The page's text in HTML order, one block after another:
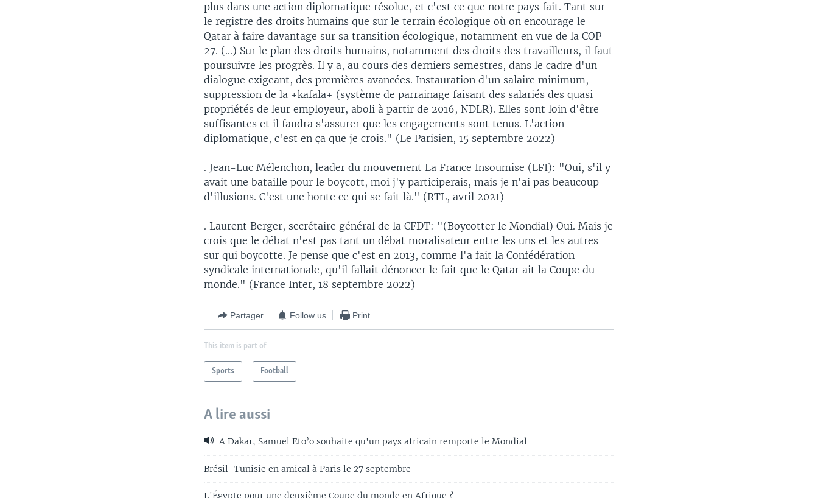
plus dans une action diplomatique résolue, et c'est ce que notre pays fait. Tant sur
le registre des droits humains que sur le terrain écologique où on encourage le
Qatar à faire davantage sur sa transition écologique, notamment en vue de la COP
27. (...) Sur le plan des droits humains, notamment des droits des travailleurs, il faut
poursuivre les progrès. Il y a, au cours des derniers semestres, dans le cadre d'un
dialogue exigeant, des premières avancées. Instauration d'un salaire minimum,
suppression de la +kafala+ (système de parrainage faisant des salariés des quasi
propriétés de leur employeur, aboli à partir de 2016, NDLR). Elles sont loin d'être
suffisantes et il faudra s'assurer que les engagements sont tenus. L'action
diplomatique, c'est en ça que je crois." (Le Parisien, 15 septembre 2022)
. Jean-Luc Mélenchon, leader du mouvement La France Insoumise (LFI): "Oui, s'il y
avait une bataille pour le boycott, moi j'y participerais, mais je n'ai pas beaucoup
d'illusions. C'est une honte ce qui se fait là." (RTL, avril 2021)
. Laurent Berger, secrétaire général de la CFDT: "(Boycotter le Mondial) Oui. Mais je
crois que le débat n'est pas tant un débat moralisateur entre les uns et les autres
sur qui boycotte. Je pense que c'est en 2013, comme l'a fait la Confédération
syndicale internationale, qu'il fallait dénoncer le fait que le Qatar ait la Coupe du
monde." (France Inter, 18 septembre 2022)
Partager Follow us Print
This item is part of
Sports Football
A lire aussi
A Dakar, Samuel Eto’o souhaite qu'un pays africain remporte le Mondial
Brésil-Tunisie en amical à Paris le 27 septembre
L'Égypte pour une deuxième Coupe du monde en Afrique ?